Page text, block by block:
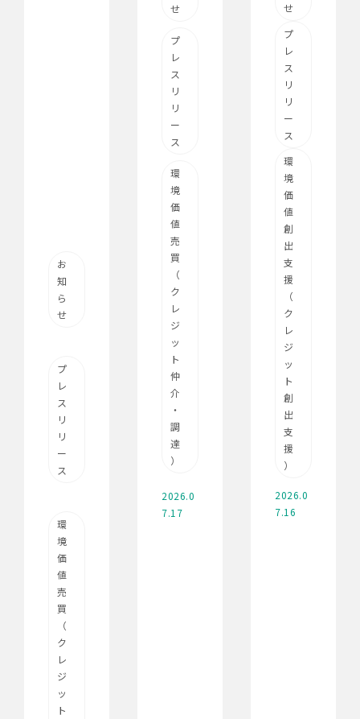
お
知
ら
せ
プ
レ
ス
リ
リ
ー
ス
環
境
価
値
売
買
（
ク
レ
ジ
ッ
ト
せ
プ
レ
ス
リ
リ
ー
ス
環
境
価
値
売
買
（
ク
レ
ジ
ッ
ト
仲
介
・
調
達
）
2026.0
7.17
せ
プ
レ
ス
リ
リ
ー
ス
環
境
価
値
創
出
支
援
（
ク
レ
ジ
ッ
ト
創
出
支
援
）
2026.0
7.16